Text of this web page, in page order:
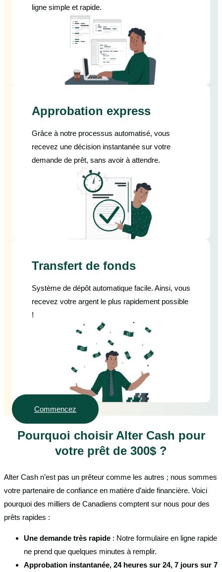
ligne simple et rapide.
Approbation express
Grâce à notre processus automatisé, vous
recevez une décision instantanée sur votre
demande de prêt, sans avoir à attendre.
Transfert de fonds
Système de dépôt automatique facile. Ainsi, vous
recevez votre argent le plus rapidement possible
!
Commencez
Pourquoi choisir Alter Cash pour
votre prêt de 300$ ?
Alter Cash n’est pas un prêteur comme les autres ; nous sommes
votre partenaire de confiance en matière d’aide financière. Voici
pourquoi des milliers de Canadiens comptent sur nous pour des
prêts rapides :
Une demande très rapide : Notre formulaire en ligne rapide
ne prend que quelques minutes à remplir.
Approbation instantanée, 24 heures sur 24, 7 jours sur 7